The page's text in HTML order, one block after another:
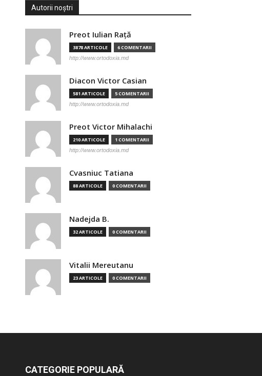
Autorii noștri
Preot Iulian Raţă
3878 ARTICOLE 6 COMENTARII
http://www.ortodoxia.md
Diacon Victor Casian
581 ARTICOLE 5 COMENTARII
http://www.ortodoxia.md
Preot Victor Mihalachi
210 ARTICOLE 1 COMENTARII
http://www.ortodoxia.md
Cvasniuc Tatiana
88 ARTICOLE 0 COMENTARII
Nadejda B.
32 ARTICOLE 0 COMENTARII
Vitalii Mereutanu
23 ARTICOLE 0 COMENTARII
CATEGORIE POPULARĂ